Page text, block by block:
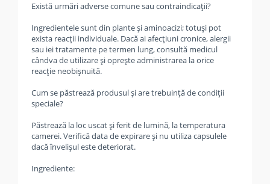
Există urmări adverse comune sau contraindicații?
Ingredientele sunt din plante și aminoacizi; totuși pot
exista reacții individuale. Dacă ai afecțiuni cronice, alergii
sau iei tratamente pe termen lung, consultă medicul
cândva de utilizare și oprește administrarea la orice
reacție neobișnuită.
Cum se păstrează produsul și are trebuință de condiții
speciale?
Păstrează la loc uscat și ferit de lumină, la temperatura
camerei. Verifică data de expirare și nu utiliza capsulele
dacă învelișul este deteriorat.
Ingrediente: